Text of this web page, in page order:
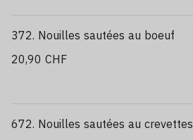
372. Nouilles sautées au boeuf
20,90 CHF
672. Nouilles sautées au crevettes